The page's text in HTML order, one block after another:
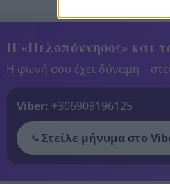
Η «Πελοπόννησος» και
Η φωνή σου έχει δύναμη –
Viber: +306909196125
Στείλε μήνυμα στο